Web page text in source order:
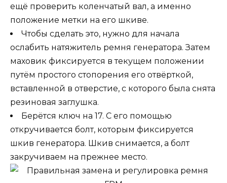
ещё проверить коленчатый вал, а именно
положение метки на его шкиве.
Чтобы сделать это, нужно для начала
ослабить натяжитель ремня генератора. Затем
маховик фиксируется в текущем положении
путём простого стопорения его отвёрткой,
вставленной в отверстие, с которого была снята
резиновая заглушка.
Берётся ключ на 17. С его помощью
откручивается болт, которым фиксируется
шкив генератора. Шкив снимается, а болт
закручиваем на прежнее место.